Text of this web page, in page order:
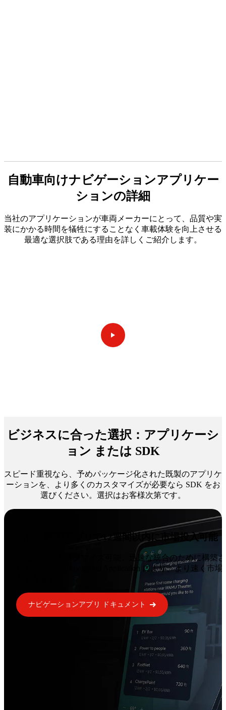
自動車向けナビゲーションアプリケー
ションの詳細
当社のアプリケーションが車両メーカーにとって、品質や実
装にかかる時間を犠牲にすることなく車載体験を向上させる
最適な選択肢である理由を詳しくご紹介します。
ビジネスに合った選択： アプリケーシ
ョン または SDK
スピード重視なら、予めパッケージ化された既製のアプリケ
ーションを、より多くのカスタマイズが必要なら SDK をお
選びください。選択はお客様次第です。
当社の既製アプリで12週間以内に市場投入可能
設定可能でカスタマイズ可能、迅速な統合のために構築
た Automotive Navigation Application により、より速く市場
ナビゲーションアプリ ドキュメント